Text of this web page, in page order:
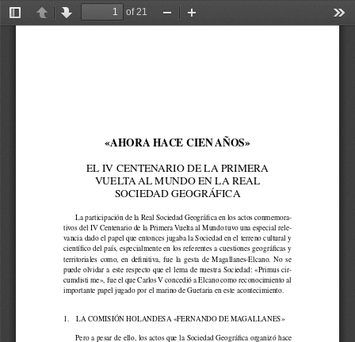
TogglePreviousNext
of 21
Zoom
«AHORA HACE CIEN AÑOS»
EL IV CENTENARIO DE LA PRIMERA
VUELTA AL MUNDO EN LA REAL
SOCIEDAD GEOGRÁFICA
La participación de la Real Sociedad Geográfica en los actos conmemora-
tivos del IV Centenario de la Primera Vuelta al Mundo tuvo una especial rele-
vancia dado el papel que entonces jugaba la Sociedad en el terreno cultural y
científico del país, especialmente en los referentes a cuestiones geográficas y
territoriales  como,  en  definitiva,  fue  la  gesta  de  Magallanes-Elcano.  No  se
puede olvidar a este respecto que el lema de nuestra Sociedad: «Primus cir-
cumdisti me», fue el que Carlos V concedió a Elcano como reconocimiento al
importante papel jugado por el marino de Guetaria en este acontecimiento.
1. LA COMISIÓN HOLANDESA «FERNANDO DE MAGALLANES»
Pero a pesar de ello, los actos que la Sociedad Geográfica organizó hace